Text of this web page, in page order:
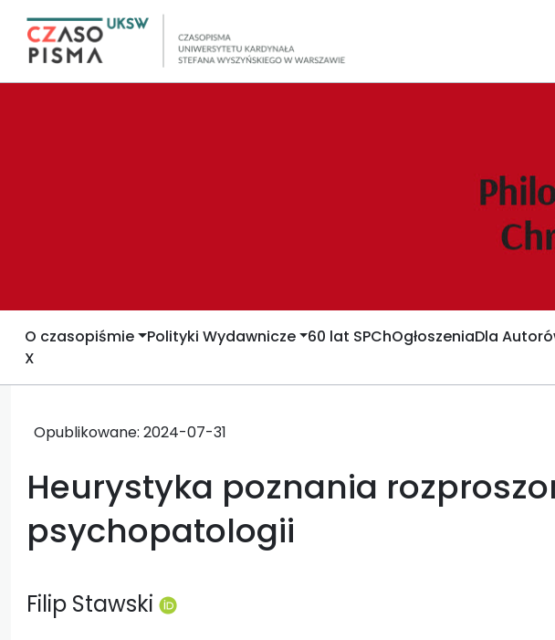
O czasopiśmie Polityki Wydawnicze 60 lat SPChOgłoszeniaDla
X
Opublikowane: 2024-07-31
Heurystyka poznania
psychopatologii
Filip Stawski